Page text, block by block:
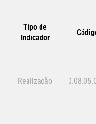
Tipo de
Indicador
Realização